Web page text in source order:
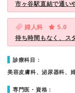
市ヶ谷駅直結で通い
婦人科
5.0
待ち時間もなく、ス
診療科目：
美容皮膚科、泌尿器科、
専門医・資格：